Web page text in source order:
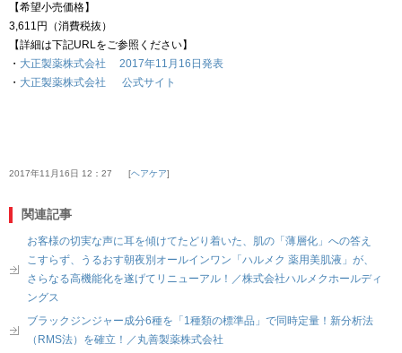
【希望小売価格】
3,611円（消費税抜）
【詳細は下記URLをご参照ください】
・ 大正製薬株式会社 2017年11月16日発表
・ 大正製薬株式会社 公式サイト
2017年11月16日 12：27 ヘアケア
関連記事
お客様の切実な声に耳を傾けてたどり着いた、肌の「薄層化」への答え
こすらず、うるおす朝夜別オールインワン「ハルメク 薬用美肌液」が、
さらなる高機能化を遂げてリニューアル！／株式会社ハルメクホールディ
ングス
ブラックジンジャー成分6種を「1種類の標準品」で同時定量！新分析法
（RMS法）を確立！／丸善製薬株式会社